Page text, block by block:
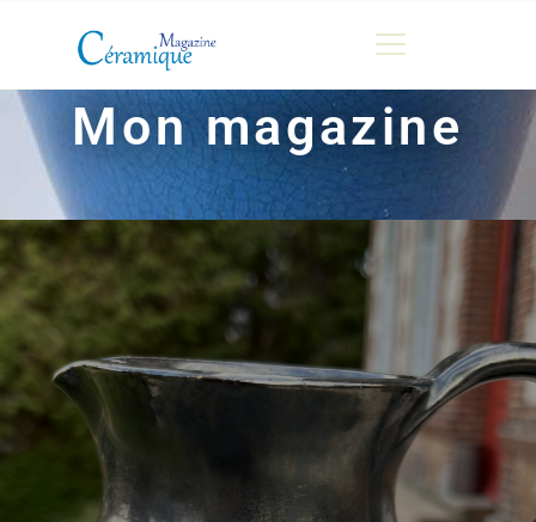
CHRONIQUES DE LUC
FONTAINE
HISTOIRE
LES ARTISTES
GALERIES
MARCHANDES
DOCUMENTATION
CONTACT
ESPACE PRO
Mon magazine